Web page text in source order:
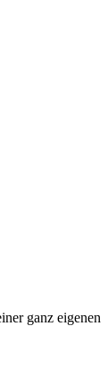
ganz eigenen